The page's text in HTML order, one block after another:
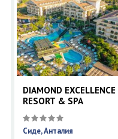
DIAMOND EXCELLENCE
RESORT & SPA
Сиде, Анталия